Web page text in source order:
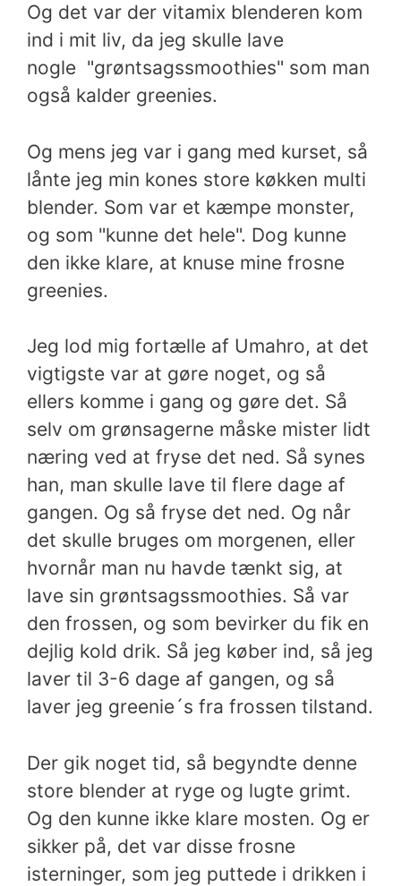
Og det var der vitamix blenderen kom
ind i mit liv, da jeg skulle lave
nogle "grøntsagssmoothies" som man
også kalder greenies.
Og mens jeg var i gang med kurset, så
lånte jeg min kones store køkken multi
blender. Som var et kæmpe monster,
og som "kunne det hele". Dog kunne
den ikke klare, at knuse mine frosne
greenies.
Jeg lod mig fortælle af Umahro, at det
vigtigste var at gøre noget, og så
ellers komme i gang og gøre det. Så
selv om grønsagerne måske mister lidt
næring ved at fryse det ned. Så synes
han, man skulle lave til flere dage af
gangen. Og så fryse det ned. Og når
det skulle bruges om morgenen, eller
hvornår man nu havde tænkt sig, at
lave sin grøntsagssmoothies. Så var
den frossen, og som bevirker du fik en
dejlig kold drik. Så jeg køber ind, så jeg
laver til 3-6 dage af gangen, og så
laver jeg greenie´s fra frossen tilstand.
Der gik noget tid, så begyndte denne
store blender at ryge og lugte grimt.
Og den kunne ikke klare mosten. Og er
sikker på, det var disse frosne
isterninger, som jeg puttede i drikken i